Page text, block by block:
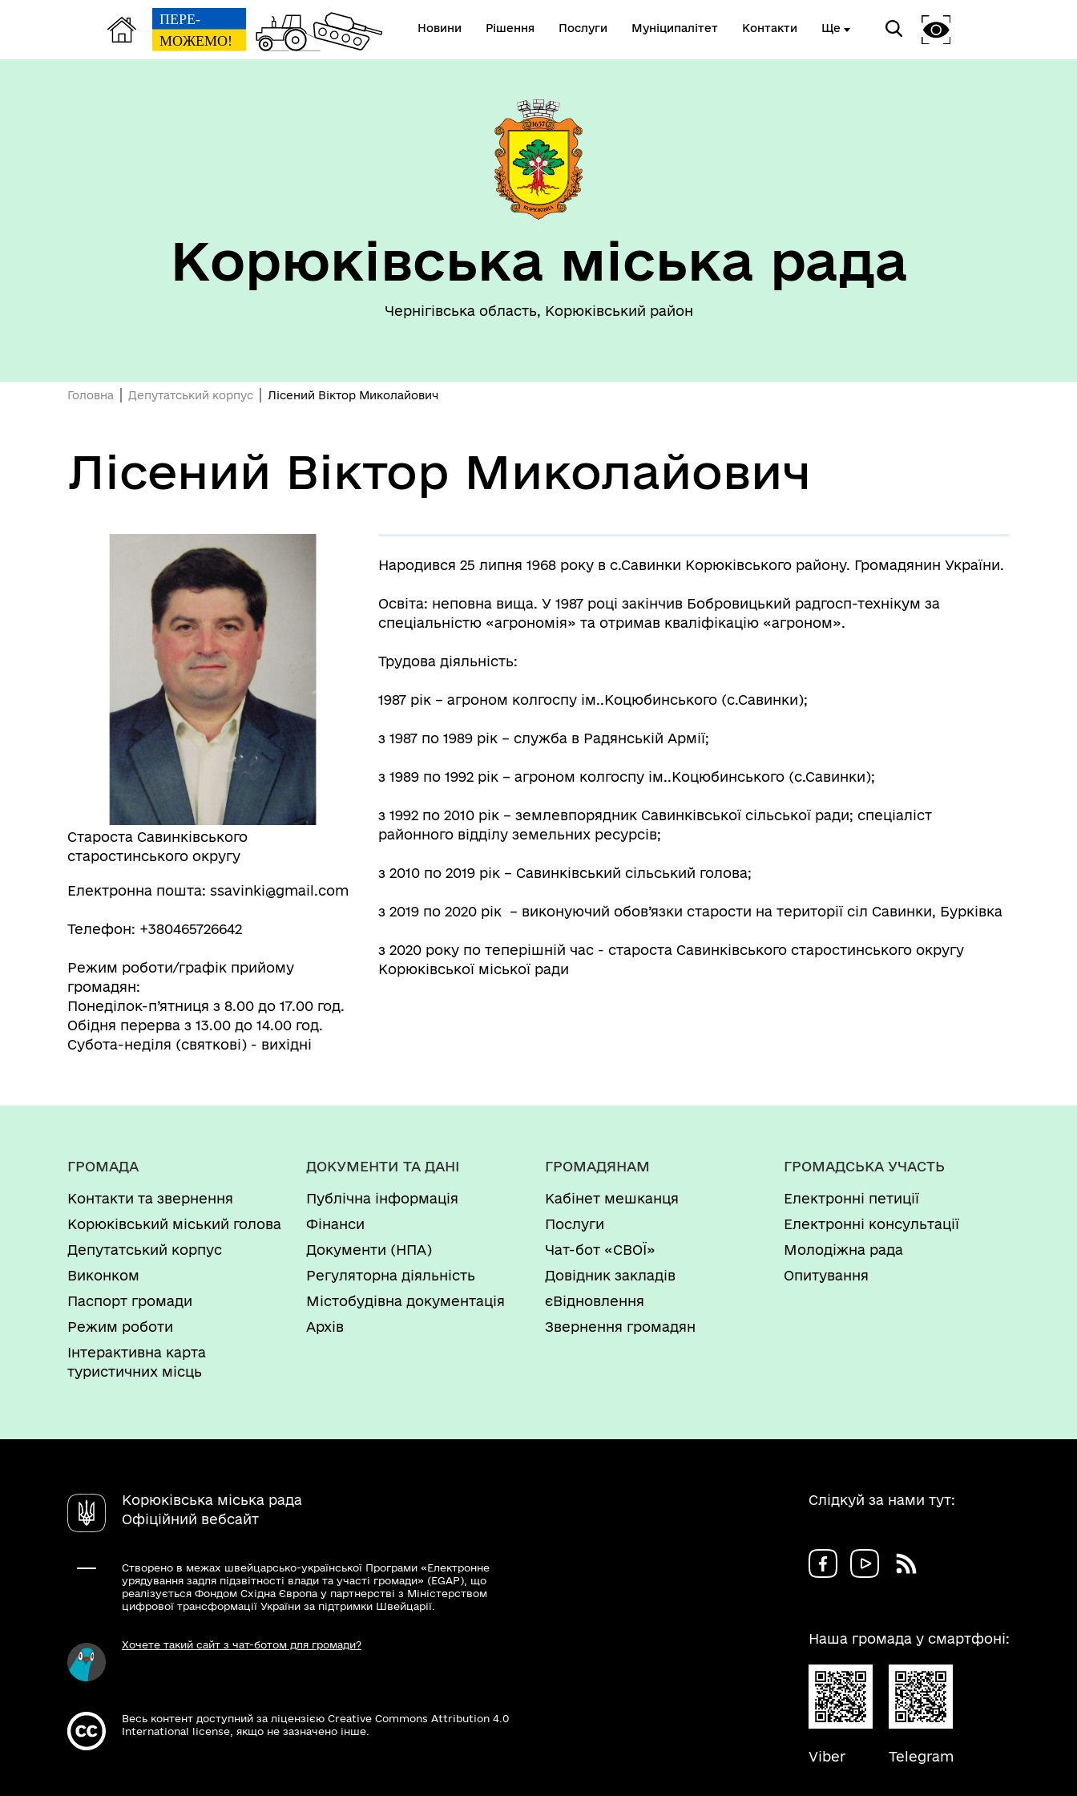
Новини Рішення Послуги Муніципалітет Контакти Ще
Виконавчий комітет
Організаційна структура
Перейменування
Welcome to Koriukivka
Рішення сесії
Бюджет громади
Цивільний захист
Корюківська міська рада
Чернігівська область, Корюківський район
Головна Депутатський корпус Лісений Віктор Миколайович
Лісений Віктор Миколайович
Староста Савинківського
старостинського округу
Електронна пошта: ssavinki@gmail.com
Телефон: +380465726642
Режим роботи/графік прийому
громадян:
Понеділок-п’ятниця з 8.00 до 17.00 год.
Обідня перерва з 13.00 до 14.00 год.
Субота-неділя (святкові) - вихідні
Народився 25 липня 1968 року в с.Савинки Корюківського району. Громадянин України.
Освіта: неповна вища. У 1987 році закінчив Бобровицький радгосп-технікум за
спеціальністю «агрономія» та отримав кваліфікацію «агроном».
Трудова діяльність:
1987 рік – агроном колгоспу ім..Коцюбинського (с.Савинки);
з 1987 по 1989 рік – служба в Радянській Армії;
з 1989 по 1992 рік – агроном колгоспу ім..Коцюбинського (с.Савинки);
з 1992 по 2010 рік – землевпорядник Савинківської сільської ради; спеціаліст
районного відділу земельних ресурсів;
з 2010 по 2019 рік – Савинківський сільський голова;
з 2019 по 2020 рік – виконуючий обов’язки старости на території сіл Савинки, Бурківка
з 2020 року по теперішній час - староста Савинківського старостинського округу
Корюківської міської ради
ГРОМАДА
Контакти та звернення
Корюківський міський голова
Депутатський корпус
Виконком
Паспорт громади
Режим роботи
Інтерактивна карта
туристичних місць
ДОКУМЕНТИ ТА ДАНІ
Публічна інформація
Фінанси
Документи (НПА)
Регуляторна діяльність
Містобудівна документація
Архів
ГРОМАДЯНАМ
Кабінет мешканця
Послуги
Чат-бот «СВОЇ»
Довідник закладів
єВідновлення
Звернення громадян
ГРОМАДСЬКА УЧАСТЬ
Електронні петиції
Електронні консультації
Молодіжна рада
Опитування
Корюківська міська рада
Офіційний вебсайт
Створено в межах швейцарсько-української Програми «Електронне
урядування задля підзвітності влади та участі громади» (EGAP), що
реалізується Фондом Східна Європа у партнерстві з Міністерством
цифрової трансформації України за підтримки Швейцарії.
Хочете такий сайт з чат-ботом для громади?
Весь контент доступний за ліцензією Creative Commons Attribution 4.0
International license, якщо не зазначено інше.
Слідкуй за нами тут:
Наша громада у смартфоні:
Viber Telegram